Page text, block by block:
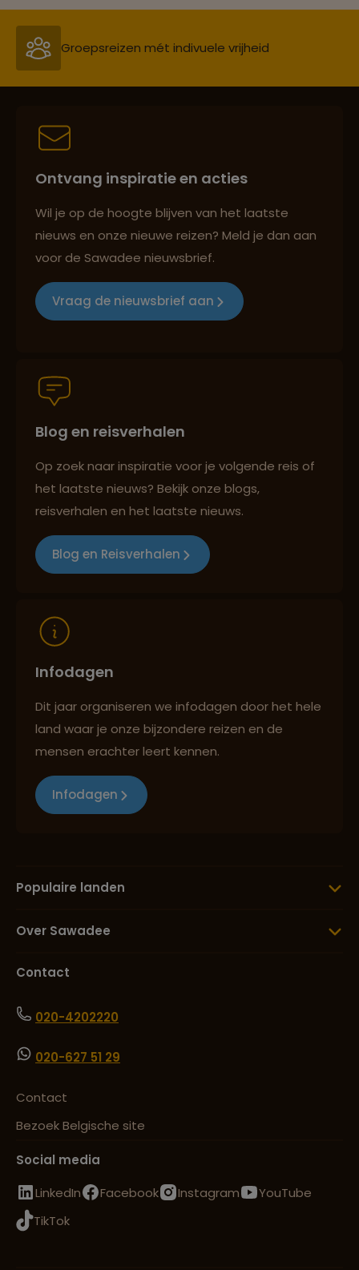
Groepsreizen mét indivuele vrijheid
Persoonlijk en deskundig reisadvies
Reizen met oog voor mens, cultuur en milieu
Persoonlijk en deskundig reisadvies
Best beoordeelde reisroutes
Ontvang inspiratie en acties
Wil je op de hoogte blijven van het laatste
nieuws en onze nieuwe reizen? Meld je dan aan
voor de Sawadee nieuwsbrief.
Vraag de nieuwsbrief aan
Blog en reisverhalen
Op zoek naar inspiratie voor je volgende reis of
het laatste nieuws? Bekijk onze blogs,
reisverhalen en het laatste nieuws.
Blog en Reisverhalen
Infodagen
Dit jaar organiseren we infodagen door het hele
land waar je onze bijzondere reizen en de
mensen erachter leert kennen.
Infodagen
Populaire landen
Over Sawadee
Contact
020-4202220
020-627 51 29
Contact
Bezoek Belgische site
Social media
LinkedIn
Facebook Instagram
YouTube
TikTok